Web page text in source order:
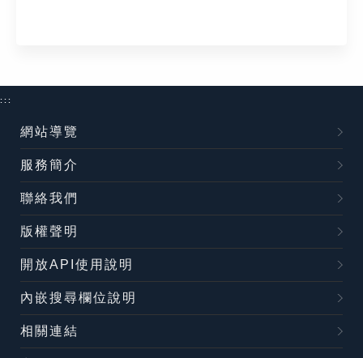
:::
網站導覽
服務簡介
聯絡我們
版權聲明
開放API使用說明
內嵌搜尋欄位說明
相關連結